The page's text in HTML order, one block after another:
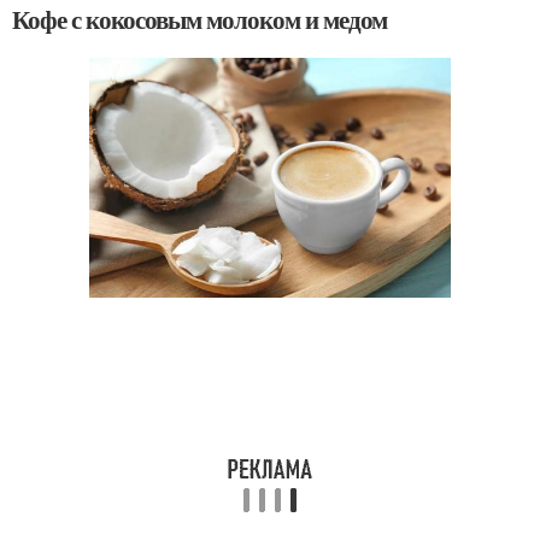
Кофе с кокосовым молоком и медом